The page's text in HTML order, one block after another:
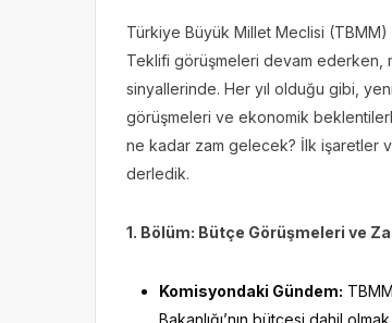
Türkiye Büyük Millet Meclisi (TBMM)
Teklifi görüşmeleri devam ederken,
sinyallerinde. Her yıl olduğu gibi,
görüşmeleri ve ekonomik
ne kadar zam gelecek? İlk işaretler
derledik.
1. Bölüm: Bütçe Görüşmeleri ve
Komisyondaki Gündem:
Bakanlığı’nın bütçesi dahil